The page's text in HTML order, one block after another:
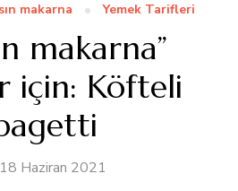
makarna Yemek Tarifleri
makarna”
için: Köfteli
18 Haziran 2021